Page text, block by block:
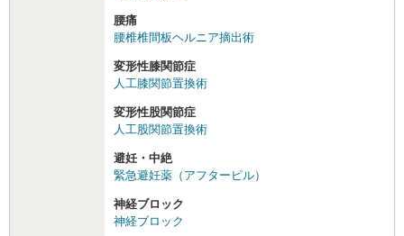
腰痛
腰椎椎間板ヘルニア摘出術
変形性膝関節症
人工膝関節置換術
変形性股関節症
人工股関節置換術
避妊・中絶
緊急避妊薬（アフターピル）
神経ブロック
神経ブロック